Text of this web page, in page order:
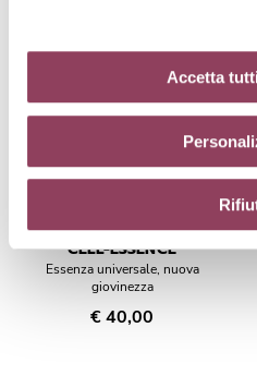
cliccando sul tasto “Accetta
cookie di profilazione può
“Rifiuta”. Chiudendo questo
comando “X” continuerai la
diversi da quelli tecnici.
Accetta
CELL-ESSENCE
Essenza universale, nuova
giovinezza
€ 40,00